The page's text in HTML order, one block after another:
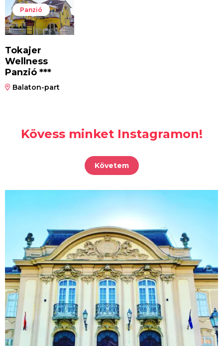
Panzió
Tokajer
Wellness
Panzió ***
Balaton-part
Kövess minket Instagramon!
Követem